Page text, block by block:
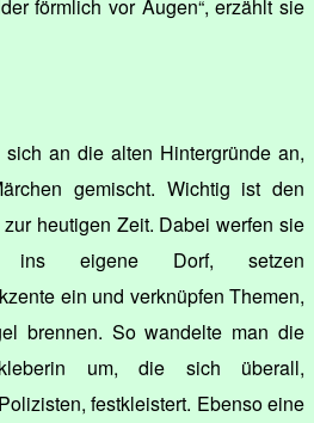
förmlich vor Augen“, erzählt sie
an die alten Hintergründe an,
gemischt. Wichtig ist den
heutigen Zeit. Dabei werfen sie
eigene Dorf, setzen
ein und verknüpfen Themen,
brennen. So wandelte man die
um, die sich überall,
festkleistert. Ebenso eine